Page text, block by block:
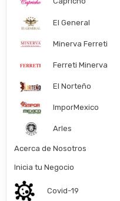
El General
Minerva Ferreti
Ferreti Minerva
El Norteño
ImporMexico
Arles
Acerca de Nosotros
Inicia tu Negocio
Covid-19